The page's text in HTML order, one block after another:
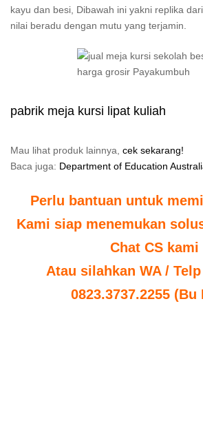
kayu dan besi, Dibawah ini yakni replika
nilai beradu dengan mutu yang terjamin.
pabrik meja kursi lipat kuliah
Mau lihat produk lainnya, cek sekarang!
Baca juga: Department of Education
Perlu bantuan untuk
Kami siap menemukan
Chat CS kami
Atau silahkan WA /
0823.3737.2255 (Bu